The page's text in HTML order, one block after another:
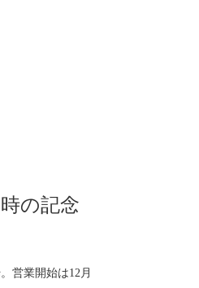
の記念
営業開始は12月